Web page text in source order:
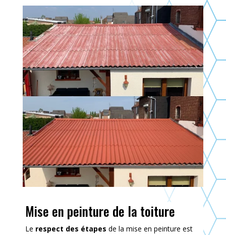
Mise en peinture de la toiture
Le respect des étapes de la mise en peinture est